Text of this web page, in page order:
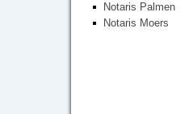
Notaris Palmen
Notaris Moers